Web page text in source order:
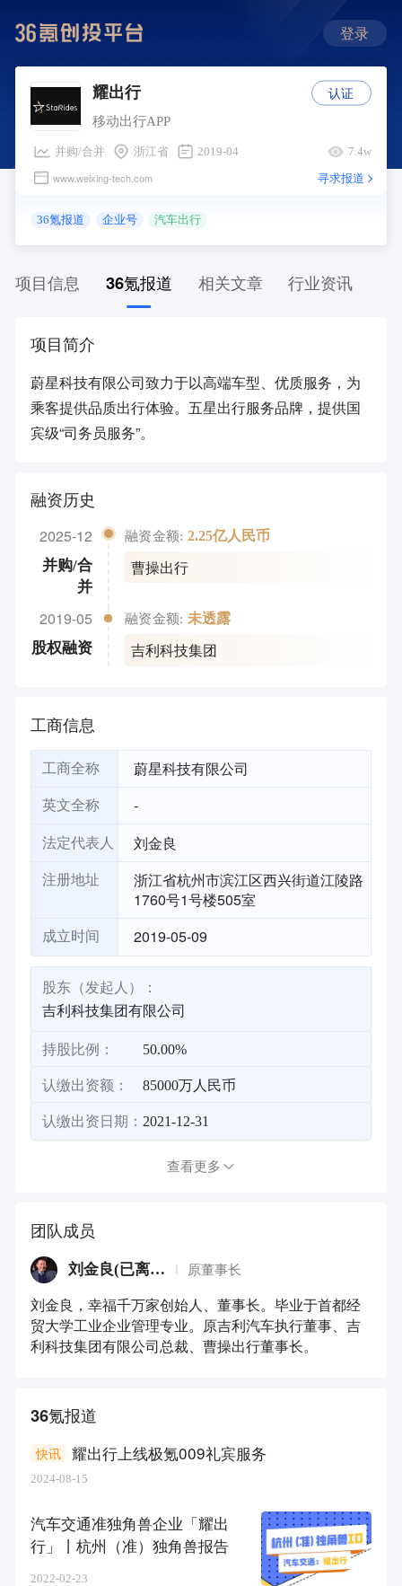
登录
耀出行
移动出行APP
并购/合并 浙江省 2019-04 7.4w
www.weixing-tech.com 寻求报道
36氪报道 企业号 汽车出行
认证
项目信息 36氪报道 相关文章 行业资讯
项目简介
蔚星科技有限公司致力于以高端车型、优质服务，为
乘客提供品质出行体验。五星出行服务品牌，提供国
宾级“司务员服务”。
融资历史
2025-12
并购/合
并
融资金额: 2.25亿人民币
曹操出行
2019-05
股权融资
融资金额: 未透露
吉利科技集团
工商信息
工商全称 蔚星科技有限公司
英文全称 -
法定代表人 刘金良
注册地址
浙江省杭州市滨江区西兴街道江陵路
1760号1号楼505室
成立时间 2019-05-09
股东（发起人）：
吉利科技集团有限公司
持股比例： 50.00%
认缴出资额： 85000万人民币
认缴出资日期： 2021-12-31
查看更多
团队成员
刘金良(已离职) 原董事长
刘金良，幸福千万家创始人、董事长。毕业于首都经
贸大学工业企业管理专业。原吉利汽车执行董事、吉
利科技集团有限公司总裁、曹操出行董事长。
36氪报道
耀出行上线极氪009礼宾服务
快讯
2024-08-15
汽车交通准独角兽企业「耀出
行」丨杭州（准）独角兽报告
2022-02-23